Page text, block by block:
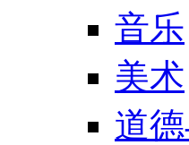
音乐
美术
道